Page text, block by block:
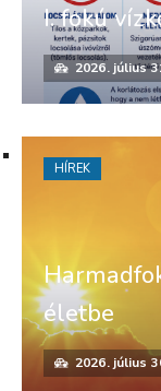
I. fokú
2026. július
életbe
2026. július
HÍREK